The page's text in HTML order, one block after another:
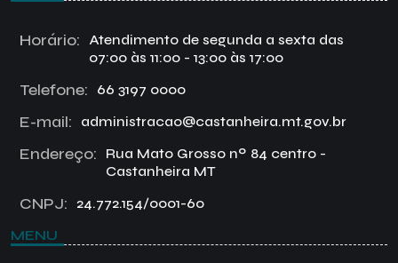
Horário:
Atendimento de segunda a sexta das
07:00 às 11:00 - 13:00 às 17:00
Telefone: 66 3197 0000
E-mail: administracao@castanheira.mt.gov.br
Endereço:
Rua Mato Grosso nº 84 centro -
Castanheira MT
CNPJ: 24.772.154/0001-60
MENU